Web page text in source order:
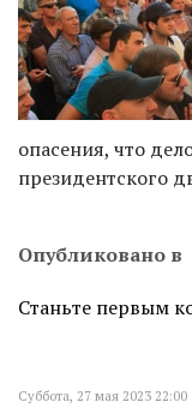
опасения, что
президентского
Опубликовано в
Станьте первым
Суббота, 27 мая 2023 22:00